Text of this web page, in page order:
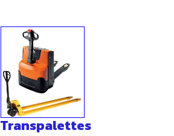
Transpalettes